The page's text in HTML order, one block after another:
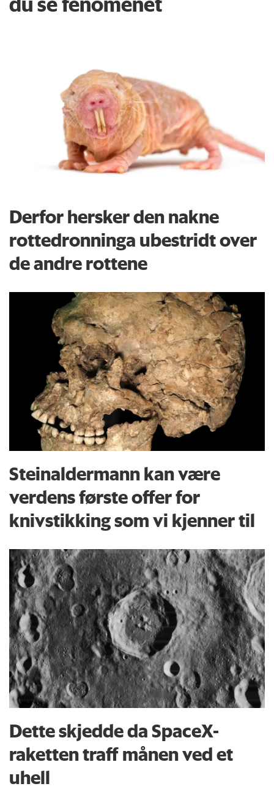
Derfor hersker den nakne
rottedronninga ubestridt over
de andre rottene
Steinaldermann kan være
verdens første offer for
knivstikking som vi kjenner til
Dette skjedde da SpaceX-
raketten traff månen ved et
uhell